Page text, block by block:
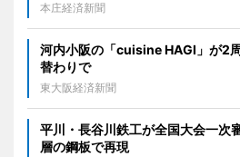
本庄経済新聞
河内小阪の「cuisine HAGI」が2
替わりで
東大阪経済新聞
平川・長谷川鉄工が全国大会一
層の鋼板で再現